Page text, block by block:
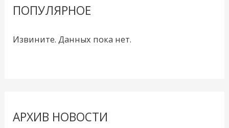
ПОПУЛЯРНОЕ
Извините. Данных пока нет.
АРХИВ НОВОСТИ